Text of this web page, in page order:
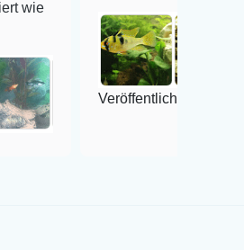
Veröffentlicht auf Google